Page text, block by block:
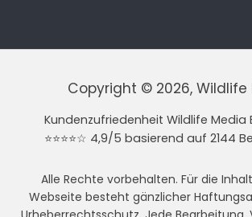
Copyright © 2026, Wildlife
Kundenzufriedenheit Wildlife Media
⭐⭐⭐⭐☆ 4,9/5 basierend auf 2144
Alle Rechte vorbehalten. Für die
Webseite besteht gänzlicher